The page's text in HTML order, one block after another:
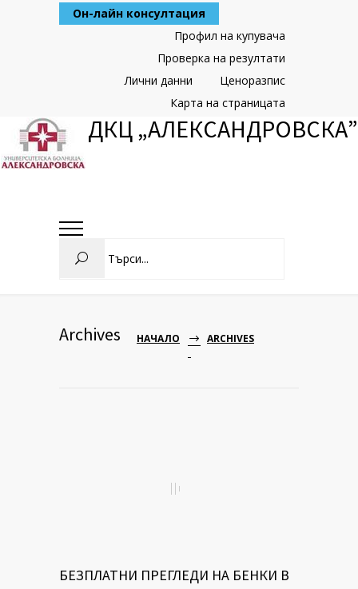
Он-лайн консултация
Профил на купувача
Проверка на резултати
Ценоразпис
Лични данни
Карта на страницата
ДКЦ „АЛЕКСАНДРОВСКА”
Archives НАЧАЛО ARCHIVES
БЕЗПЛАТНИ ПРЕГЛЕДИ НА БЕНКИ В